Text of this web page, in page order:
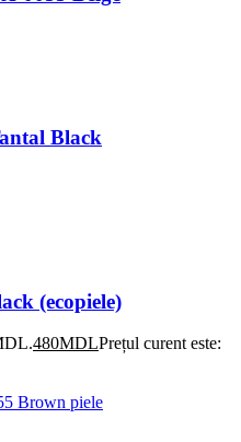
Black
(ecopiele)
480MDLPrețul curent este: